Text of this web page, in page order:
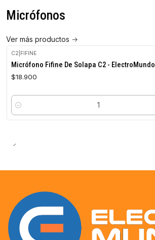
Micrófonos
Ver más productos
C2 FIFINE
Micrófono Fifine De Solapa C2 - ElectroMundo
$18.900
Cantidad